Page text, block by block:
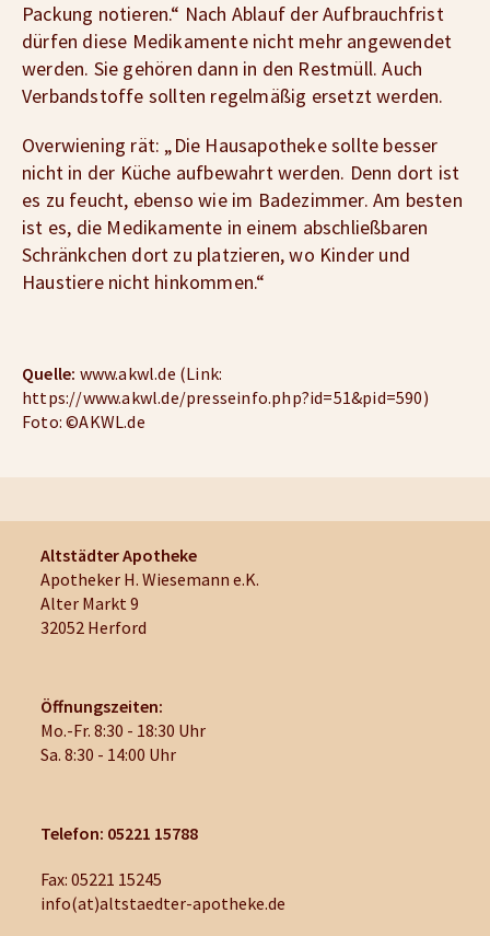
Packung notieren.“ Nach Ablauf der Aufbrauchfrist
dürfen diese Medikamente nicht mehr angewendet
werden. Sie gehören dann in den Restmüll. Auch
Verbandstoffe sollten regelmäßig ersetzt werden.
Overwiening rät: „Die Hausapotheke sollte besser
nicht in der Küche aufbewahrt werden. Denn dort ist
es zu feucht, ebenso wie im Badezimmer. Am besten
ist es, die Medikamente in einem abschließbaren
Schränkchen dort zu platzieren, wo Kinder und
Haustiere nicht hinkommen.“
Quelle: www.akwl.de (Link:
https://www.akwl.de/presseinfo.php?id=51&pid=590)
Foto: ©AKWL.de
Altstädter Apotheke
Apotheker H. Wiesemann e.K.
Alter Markt 9
32052 Herford
Öffnungszeiten:
Mo.-Fr. 8:30 - 18:30 Uhr
Sa. 8:30 - 14:00 Uhr
Telefon: 05221 15788
Fax: 05221 15245
info(at)altstaedter-apotheke.de